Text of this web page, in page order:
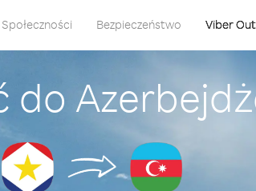
Społeczności Bezpieczeństwo Viber Out
do